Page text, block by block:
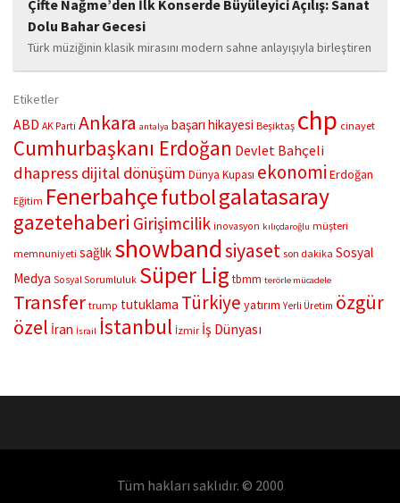
Çifte Nağme’den İlk Konserde Büyüleyici Açılış: Sanat
Dolu Bahar Gecesi
Türk müziğinin klasik mirasını modern sahne anlayışıyla birleştiren
“Çifte Nağme” projesi, ilk konserini İstanbul Ataşehir’de bulunan
buluşturdu. Yoğun katılımla gerçekleşen gece, müzikal çeşitlilik
ve...
Etiketler
ABD AK Parti Ankara antalya başarı hikayesi Beşiktaş chp cinayet
Cumhurbaşkanı Erdoğan Devlet Bahçeli
dhapress dijital dönüşüm Dünya Kupası ekonomi Erdoğan
Eğitim Fenerbahçefutbolgalatasaray
gazetehaberi Girişimcilik inovasyon kılıçdaroğlu müşteri
memnuniyeti sağlık showbandsiyaset son dakika Sosyal
Medya Sosyal Sorumluluk Süper Lig tbmm terörle mücadele
Transfer trump tutuklama Türkiye yatırım Yerli Üretim özgür
özel İran İsrail İstanbul İzmir İş Dünyası
Tüm hakları saklıdır. © 2000